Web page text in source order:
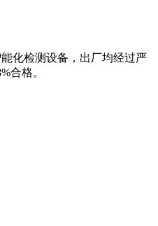
化检测设备，出厂均经过严
合格。